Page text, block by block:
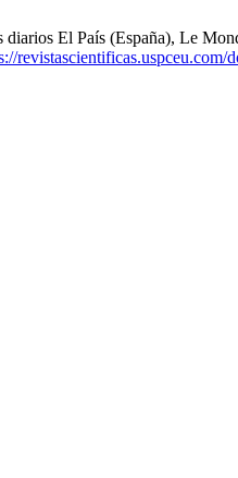
El País (España), Le